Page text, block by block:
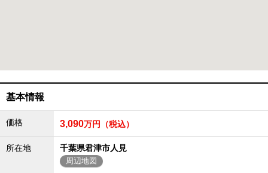
基本情報
価格 3,090万円（税込）
所在地 千葉県君津市人見
周辺地図
船橋･市川･浦安方面エリアの新築一戸建
船橋･市川･浦安方面エリアの中古一戸建
船橋･市川･浦安方面エリアのマンション
船橋･市川･浦安方面エリアの土地
千葉市エリア
千葉市エリアの新築一戸建
千葉市エリアの中古一戸建
千葉市エリアのマンション
千葉市エリアの土地